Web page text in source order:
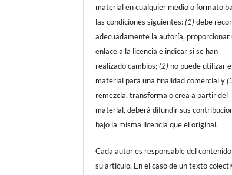
material en cualquier medio o formato
las condiciones siguientes:(1) debe
adecuadamente la autoría, proporcionar
enlace a la licencia e indicar si se han
realizado cambios;(2) no puede utilizar
material para una finalidad comercial y
remezcla, transforma o crea a partir del
material, deberá difundir sus
bajo la misma licencia que el original.
Cada autor es responsable del
su artículo. En el caso de un texto